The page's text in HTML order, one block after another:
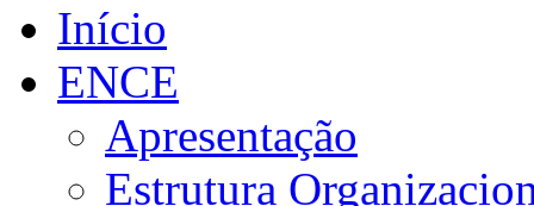
Início
ENCE
Apresentação
Estrutura